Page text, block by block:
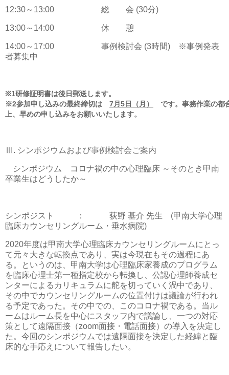
12:30～ 13:00 総 会 (30分)
13:00～ 14:00 休 憩
14:00～ 17:00 事例検討会 (3時間) ※事例発表
者募集中
※1研修証明書は後日郵送します。
※2参加申し込みの最終締切は 7月 5日（月）
です。事務作業の都
上、早めの申し込みをお願いいたします。
Ⅲ . シンポジウムおよび事例検討会ご案内
シンポジウム コロナ禍の中の心理臨床 ～そのとき甲南
卒業生はどうしたか～
シンポジスト ： 荻野 基介 先生 (甲南大学心理
臨床カウンセリングルーム・垂水病院)
2020年度は甲南大学心理臨床カウンセリングルームにとっ
て元々大きな転換点であり、実は今現在もその過程にあ
る。というのは、甲南大学は心理臨床家養成のプログラム
を臨床心理士第一種指定校から転換し、公認心理師養成セ
ンターによるカリキュラムに舵を切っていく渦中であり、
その中でカウンセリングルームの位置付けは議論が行われ
る予定であった。その中での、このコロナ禍である。当ル
ームはルーム長を中心にスタッフ内で議論し、一つの対応
策として遠隔面接（zoom面接・電話面接）の導入を決定し
た。今回のシンポジウムでは遠隔面接を決定した経緯と臨
床的な手応えについて報告したい。